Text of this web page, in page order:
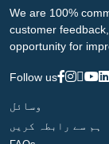
We are 100%
customer
opportunity for
Follow us
وسائل
ہم سے رابطہ کریں